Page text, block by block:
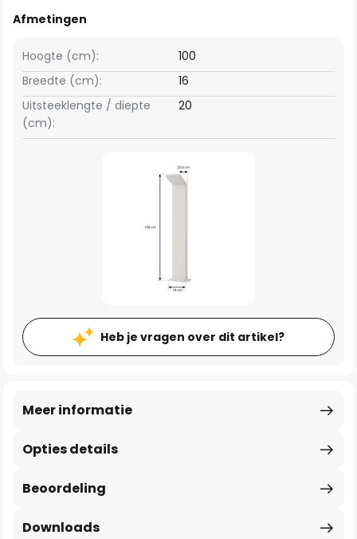
Afmetingen
Breedte (cm): 16
Hoogte (cm): 100
Uitsteeklengte / diepte
(cm):
20
Heb je vragen over dit artikel?
Opties details
Meer informatie
Beoordeling
Downloads